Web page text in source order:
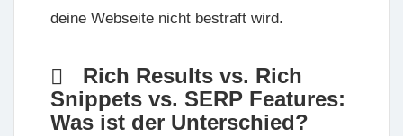
deine Webseite nicht bestraft wird.
Rich Results vs. Rich
Snippets vs. SERP Features:
Was ist der Unterschied?